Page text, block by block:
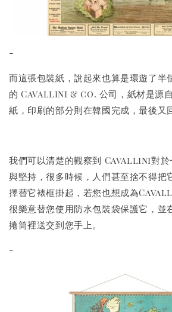
-
而這張包裝紙，說起來也算是環遊了半
的 Cavallini & co. 公司，紙材是源自
紙，印刷的部分則在韓國完成，最後又
我們可以清楚的觀察到 Cavallini對於
與堅持，很多時候，人們甚至捨不得把
擇替它裱框掛起，若您也想成為
很樂意替您使用防水包裝袋保護它，並
捲筒裡送交到您手上。
-